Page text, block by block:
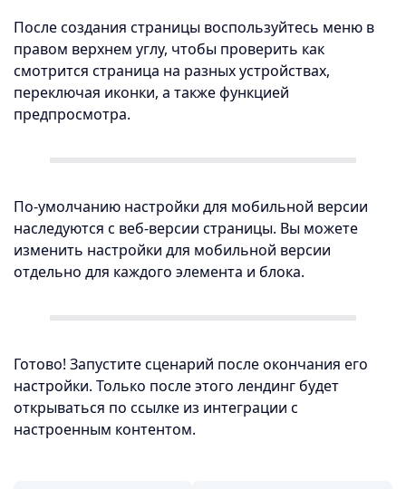
После создания страницы воспользуйтесь меню в
правом верхнем углу, чтобы проверить как
смотрится страница на разных устройствах,
переключая иконки, а также функцией
предпросмотра.
По-умолчанию настройки для мобильной версии
наследуются с веб-версии страницы. Вы можете
изменить настройки для мобильной версии
отдельно для каждого элемента и блока.
Готово! Запустите сценарий после окончания его
настройки. Только после этого лендинг будет
открываться по ссылке из интеграции с
настроенным контентом.